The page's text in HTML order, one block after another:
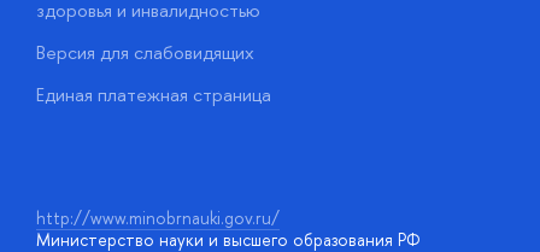
здоровья и инвалидностью
Версия для слабовидящих
Единая платежная страница
http://www.minobrnauki.gov.ru/
Министерство науки и высшего образования РФ